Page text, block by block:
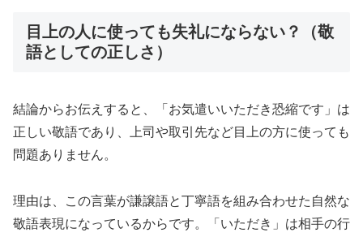
目上の人に使っても失礼にならない？（敬
語としての正しさ）
結論からお伝えすると、「お気遣いいただき恐縮です」は
正しい敬語であり、上司や取引先など目上の方に使っても
問題ありません。
理由は、この言葉が謙譲語と丁寧語を組み合わせた自然な
敬語表現になっているからです。「いただき」は相手の行